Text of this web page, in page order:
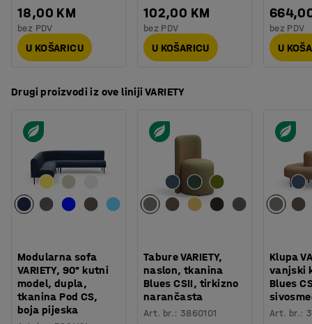
18,00 KM
bez PDV
U KOŠARICU
102,00 KM
bez PDV
U KOŠARICU
bez PDV
U
Drugi proizvodi iz ove liniji VARIETY
Modularna sofa
VARIETY, 90° kutni
model, dupla,
tkanina Pod CS,
boja pijeska
Tabure VARIETY,
naslon, tkanina
Blues CSII, tirkizno
narančasta
Art. br.: 3860101
Klupa
vanjski
Blues
Art. br.: